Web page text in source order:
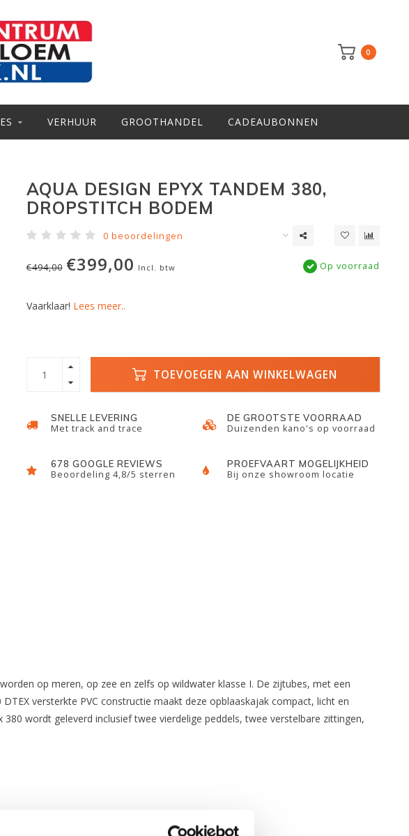
0
VERHUUR GROOTHANDEL CADEAUBONNEN
AQUA DESIGN EPYX TANDEM 380,
DROPSTITCH BODEM
0 beoordelingen
€494,00 €399,00 Incl. btw Op voorraad
Vaarklaar! Lees meer..
TOEVOEGEN AAN WINKELWAGEN
SNELLE LEVERING
Met track and trace
DE GROOTSTE VOORRAAD
Duizenden kano's op voorraad
678 GOOGLE REVIEWS
Beoordeling 4,8/5 sterren
PROEFVAART MOGELIJKHEID
Bij onze showroom locatie
op meren, op zee en zelfs op wildwater klasse I. De zijtubes, met een
versterkte PVC constructie maakt deze opblaaskajak compact, licht en
wordt geleverd inclusief twee vierdelige peddels, twee verstelbare zittingen,